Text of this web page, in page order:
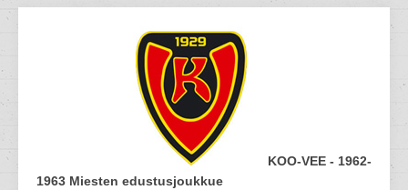
KOO-VEE - 1962-
1963 Miesten edustusjoukkue